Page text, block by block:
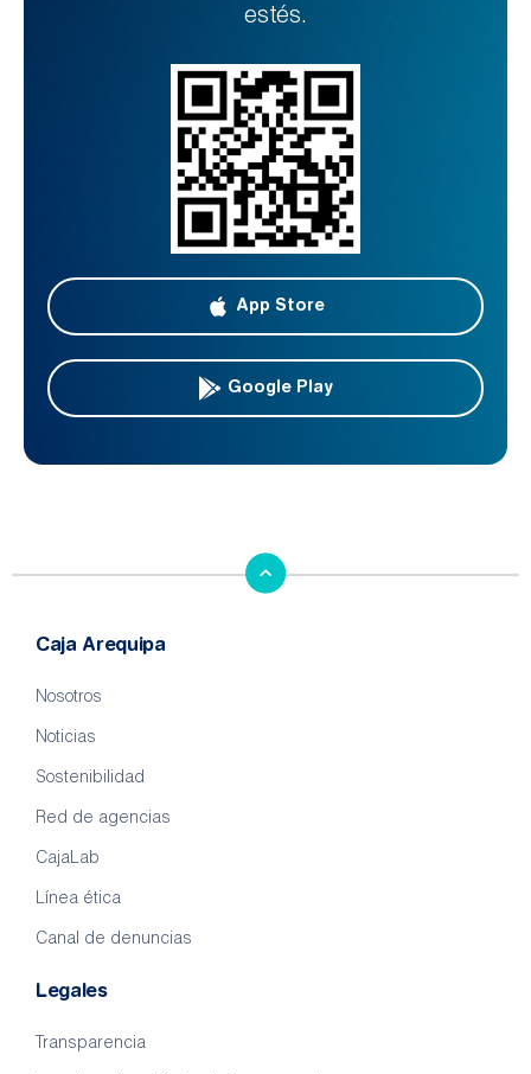
estés.
App Store
Google Play
Caja Arequipa
Nosotros
Noticias
Sostenibilidad
Red de agencias
CajaLab
Línea ética
Canal de denuncias
Legales
Transparencia